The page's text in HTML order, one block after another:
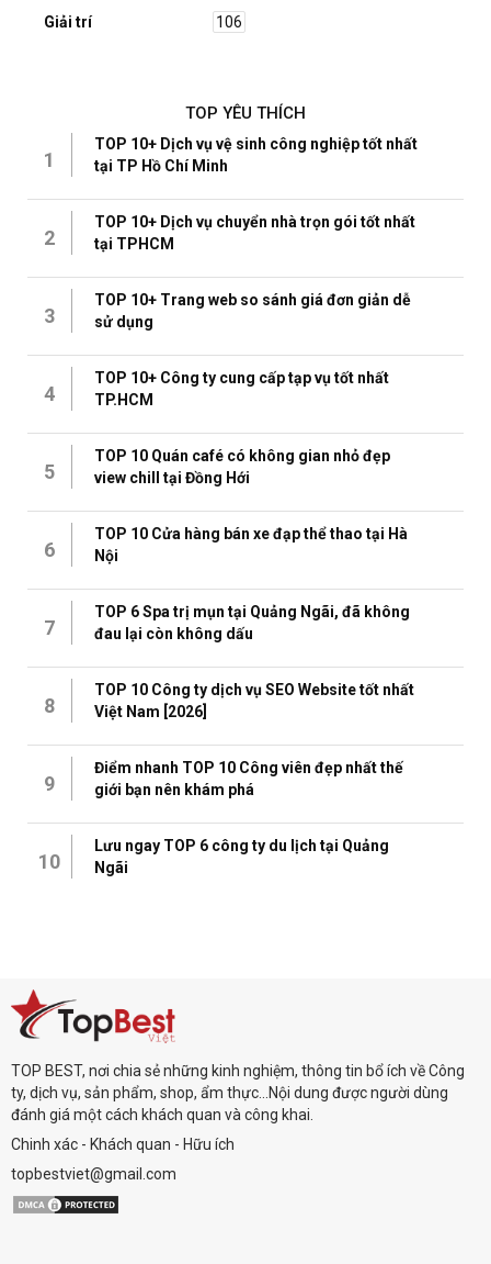
Giải trí 106
TOP YÊU THÍCH
1
TOP 10+ Dịch vụ vệ sinh công nghiệp tốt nhất
tại TP Hồ Chí Minh
2
TOP 10+ Dịch vụ chuyển nhà trọn gói tốt nhất
tại TPHCM
3
TOP 10+ Trang web so sánh giá đơn giản dễ
sử dụng
4
TOP 10+ Công ty cung cấp tạp vụ tốt nhất
TP.HCM
5
TOP 10 Quán café có không gian nhỏ đẹp
view chill tại Đồng Hới
6
TOP 10 Cửa hàng bán xe đạp thể thao tại Hà
Nội
7
TOP 6 Spa trị mụn tại Quảng Ngãi, đã không
đau lại còn không dấu
8
TOP 10 Công ty dịch vụ SEO Website tốt nhất
Việt Nam [2026]
9
Điểm nhanh TOP 10 Công viên đẹp nhất thế
giới bạn nên khám phá
10
Lưu ngay TOP 6 công ty du lịch tại Quảng
Ngãi
TOP BEST, nơi chia sẻ những kinh nghiệm, thông tin bổ ích về Công
ty, dịch vụ, sản phẩm, shop, ẩm thực...Nội dung được người dùng
đánh giá một cách khách quan và công khai.
Chinh xác - Khách quan - Hữu ích
topbestviet@gmail.com